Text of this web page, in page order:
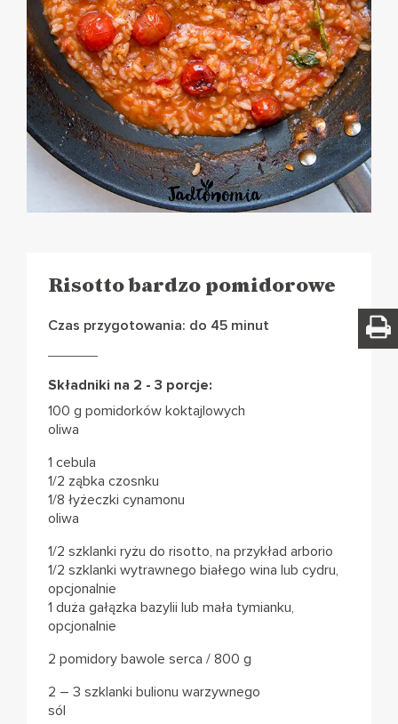
Risotto bardzo pomidorowe
Czas przygotowania: do 45 minut
Składniki na 2 - 3 porcje:
100 g pomidorków koktajlowych
oliwa
1 cebula
1/2 ząbka czosnku
1/8 łyżeczki cynamonu
oliwa
1/2 szklanki ryżu do risotto, na przykład arborio
1/2 szklanki wytrawnego białego wina lub cydru,
opcjonalnie
1 duża gałązka bazylii lub mała tymianku,
opcjonalnie
2 pomidory bawole serca / 800 g
2 – 3 szklanki bulionu warzywnego
sól